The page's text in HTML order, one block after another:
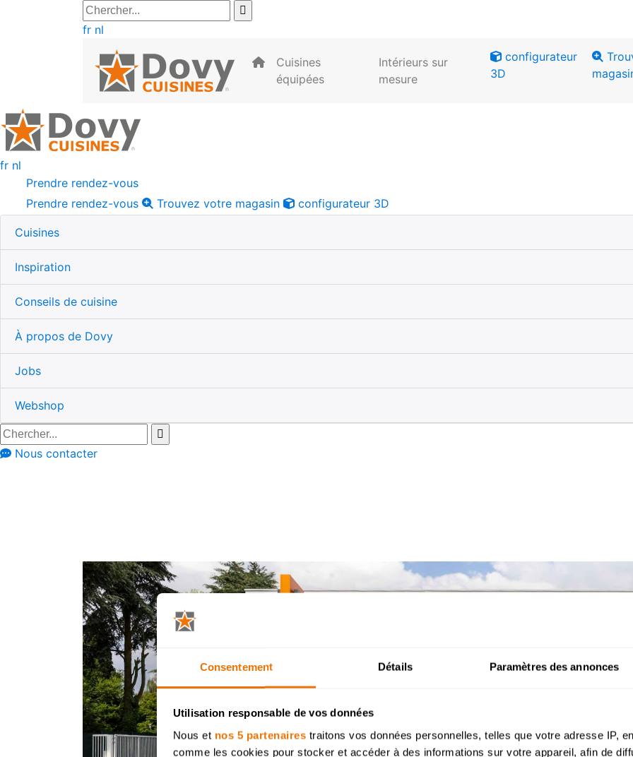
Consentement Détails Paramètres des annonces
Utilisation responsable de vos données
Nous et nos 5 partenaires traitons vos données personnelles, telles que votre adresse IP,
comme les cookies pour stocker et accéder à des informations sur votre appareil, afin de
fr nl
Cuisines
équipées
Intérieurs sur
mesure
configurateur
3D
fr nl
Prendre rendez-vous
Prendre rendez-vous
Trouvez votre magasin configurateur 3D
Cuisines
Inspiration
Conseils de cuisine
À propos de Dovy
Jobs
Webshop
Nous contacter
Flandre-Occidentale
Courtrai